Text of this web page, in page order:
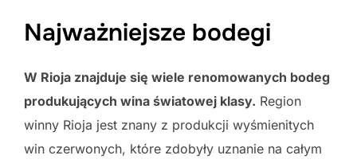
Najważniejsze bodegi
W Rioja znajduje się wiele renomowanych bodeg
produkujących wina światowej klasy. Region
winny Rioja jest znany z produkcji wyśmienitych
win czerwonych, które zdobyły uznanie na całym